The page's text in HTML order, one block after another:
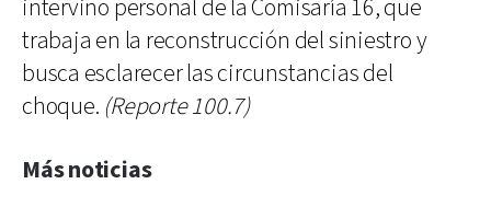
intervino personal de la Comisaría 16, que
trabaja en la reconstrucción del siniestro y
busca esclarecer las circunstancias del
choque. (Reporte 100.7)
Más noticias